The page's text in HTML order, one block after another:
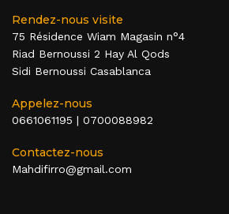
Rendez-nous visite
75 Résidence Wiam Magasin n°4
Riad Bernoussi 2 Hay Al Qods
Sidi Bernoussi Casablanca
Appelez-nous
0661061195 | 0700088982
Contactez-nous
Mahdifirro@gmail.com